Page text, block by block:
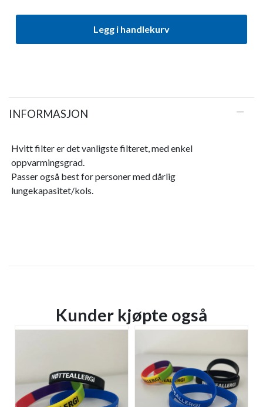
Legg i handlekurv
INFORMASJON
Hvitt filter er det vanligste filteret, med enkel
oppvarmingsgrad.
Passer også best for personer med dårlig
lungekapasitet/kols.
Kunder kjøpte også